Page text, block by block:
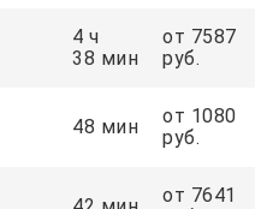
4 ч
38 мин
от 7587
руб.
48 мин
от 1080
руб.
от 7641